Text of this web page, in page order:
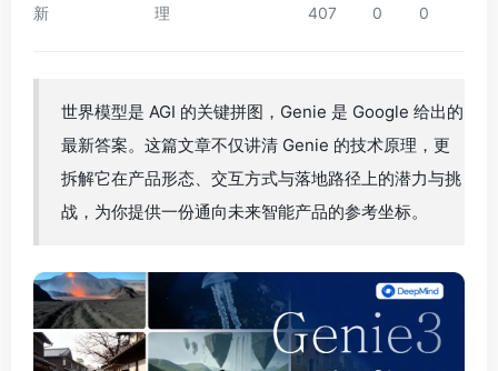
新
理
407 0 0
世界模型是 AGI 的关键拼图，Genie 是 Google 给出的
最新答案。这篇文章不仅讲清 Genie 的技术原理，更
拆解它在产品形态、交互方式与落地路径上的潜力与挑
战，为你提供一份通向未来智能产品的参考坐标。